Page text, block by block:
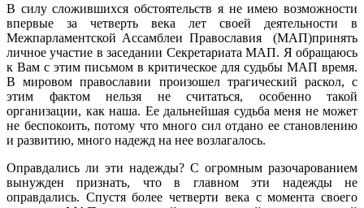
В силу сложившихся обстоятельств я не имею возможности
впервые за четверть века лет своей деятельности в
Межпарламентской Ассамблеи Православия (МАП)принять
личное участие в заседании Секретариата МАП. Я обращаюсь
к Вам с этим письмом в критическое для судьбы МАП время.
В мировом православии произошел трагический раскол, с
этим фактом нельзя не считаться, особенно такой
организации, как наша. Ее дальнейшая судьба меня не может
не беспокоить, потому что много сил отдано ее становлению
и развитию, много надежд на нее возлагалось.
Оправдались ли эти надежды? С огромным разочарованием
вынужден признать, что в главном эти надежды не
оправдались. Спустя более четверти века с момента своего